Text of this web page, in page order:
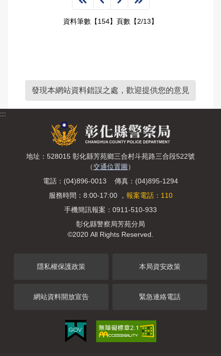
資料筆數【154】頁數【2/13】
發現本網站資料錯誤之處，歡迎提供您的意見
:::
地址：528015 彰化縣芳苑鄉三合村斗苑路三合段522號
（交通位置圖 ）
電話：(04)896-0013 傳真：(04)895-1294
服務時間：8:00-17:00 ， 報案電話：110
手機簡訊報案：0911-510-933
彰化縣警察局芳苑分局
©2020 All Rights Reserved.
隱私權保護政策 本局資安政策
網站資料開放宣告 緊急連絡電話